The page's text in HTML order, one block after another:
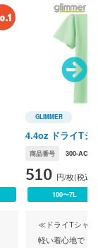
GLIMMER
GLIMMER(グリ
4.4oz ドライTシ
商品番号 300-ACT
510 円/枚(税込)
100〜7L
≪ドライTシャ
軽い着心地で「